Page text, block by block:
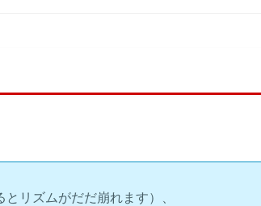
リズムがだだ崩れます）、